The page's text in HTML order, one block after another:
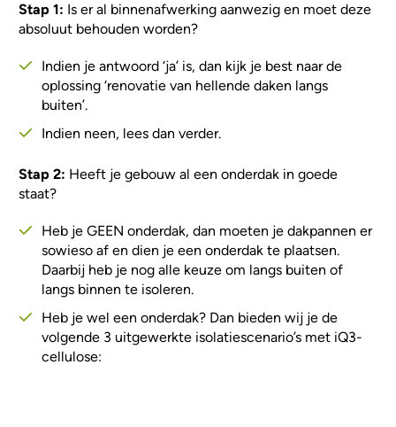
Stap 1: Is er al binnenafwerking aanwezig en moet deze
absoluut behouden worden?
Indien je antwoord ‘ja’ is, dan kijk je best naar de
oplossing ‘renovatie van hellende daken langs
buiten’.
Indien neen, lees dan verder.
Stap 2: Heeft je gebouw al een onderdak in goede
staat?
Heb je GEEN onderdak, dan moeten je dakpannen er
sowieso af en dien je een onderdak te plaatsen.
Daarbij heb je nog alle keuze om langs buiten of
langs binnen te isoleren.
Heb je wel een onderdak? Dan bieden wij je de
volgende 3 uitgewerkte isolatiescenario’s met iQ3-
cellulose: